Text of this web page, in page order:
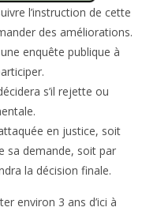
l’instruction de cette
des améliorations.
enquête publique à
s’il rejette ou
en justice, soit
sa demande, soit par
la décision finale.
environ 3 ans d’ici à